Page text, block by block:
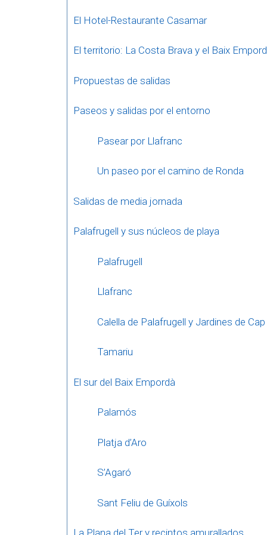
El Hotel-Restaurante Casamar
El territorio: La Costa Brava y el Baix
Propuestas de salidas
Paseos y salidas por el entorno
Pasear por Llafranc
Un paseo por el camino de Ronda
Salidas de media jornada
Palafrugell y sus núcleos de playa
Palafrugell
Llafranc
Calella de Palafrugell y Jardines de
Tamariu
El sur del Baix Empordà
Palamós
Platja d’Aro
S’Agaró
Sant Feliu de Guíxols